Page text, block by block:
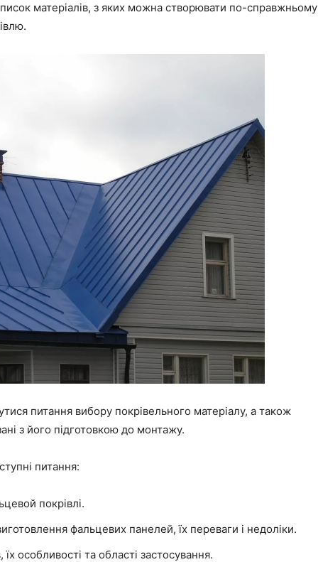
матеріалів, з яких можна створювати по-справжньому
питання вибору покрівельного матеріалу, а також
з його підготовкою до монтажу.
питання:
покрівлі.
фальцевих панелей, їх переваги і недоліки.
особливості та області застосування.